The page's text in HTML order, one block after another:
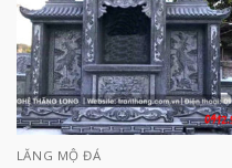
LĂNG MỘ ĐÁ